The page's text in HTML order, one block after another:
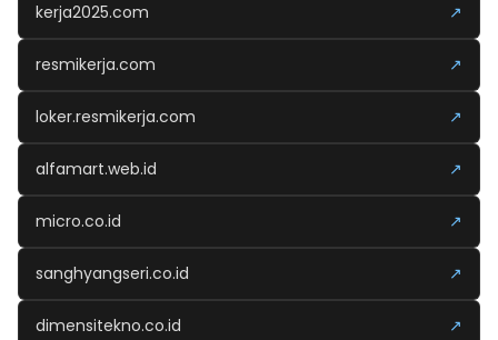
kerja2025.com ↗
resmikerja.com ↗
loker.resmikerja.com ↗
alfamart.web.id ↗
micro.co.id ↗
sanghyangseri.co.id ↗
dimensitekno.co.id ↗